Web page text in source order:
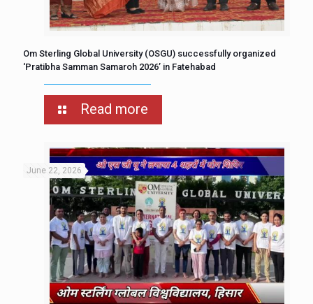
Om Sterling Global University (OSGU) successfully organized
‘Pratibha Samman Samaroh 2026’ in Fatehabad
Read more
June 22, 2026